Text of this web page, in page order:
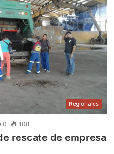
Regionales
0 408
rescate de empresa